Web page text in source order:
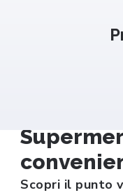
Scopri il punto